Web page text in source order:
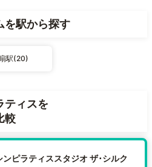
を駅から探す
駅(20)
ティスを
較
ンピラティススタジオ ザ･シルク